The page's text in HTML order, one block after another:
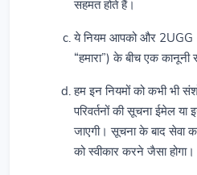
सहमत होते हैं।
ये नियम आपको और 2UGG
“हमारा”) के बीच एक
हम इन नियमों को कभी भी
परिवर्तनों की सूचना ईमेल या
जाएगी। सूचना के बाद सेवा
को स्वीकार करने जैसा होगा।